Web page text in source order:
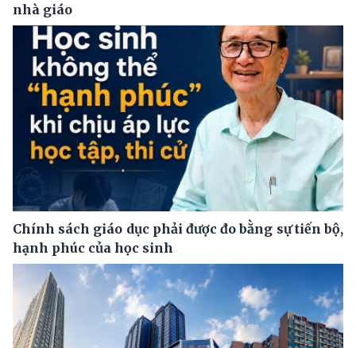
nhà giáo
Chính sách giáo dục phải được đo bằng sự tiến bộ,
hạnh phúc của học sinh